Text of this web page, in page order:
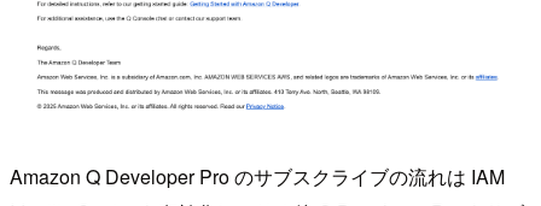
Amazon Q Developer Pro のサブスクライブの流れは IAM